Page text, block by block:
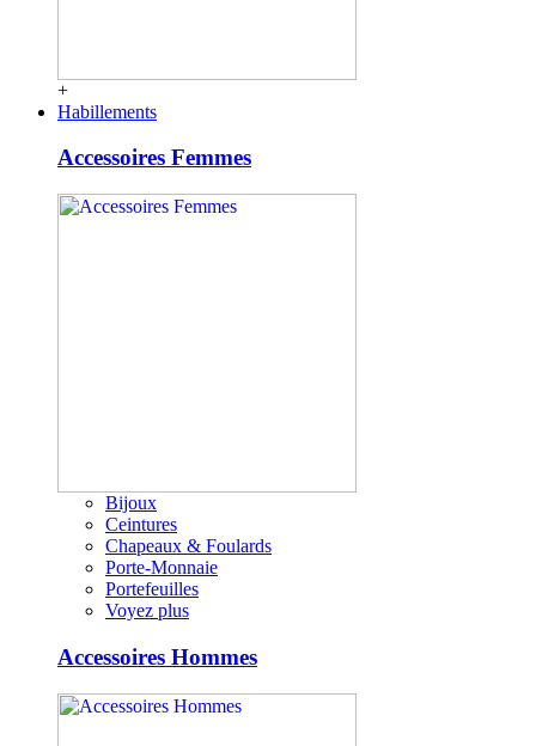
+
Habillements
Accessoires Femmes
Bijoux
Ceintures
Chapeaux & Foulards
Porte-Monnaie
Portefeuilles
Voyez plus
Accessoires Hommes